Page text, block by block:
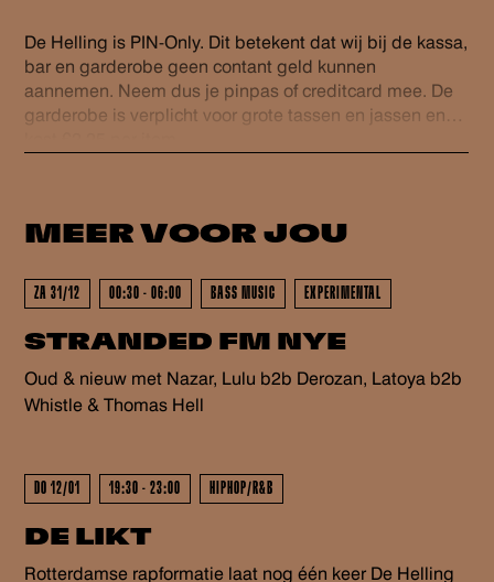
De Helling is PIN-Only. Dit betekent dat wij bij de kassa,
bar en garderobe geen contant geld kunnen
aannemen. Neem dus je pinpas of creditcard mee. De
garderobe is verplicht voor grote tassen en jassen en
MEER VOORJOU
- GEWEEST -
ZA 31/12 00:30 - 06:00 BASS MUSIC EXPERIMENTAL
STRANDED FM NYE
Oud & nieuw met Nazar, Lulu b2b Derozan, Latoya b2b
Whistle & Thomas Hell- GEWEEST -
DO 12/01 19:30 - 23:00 HIPHOP/R&B
DE LIKT
Rotterdamse rapformatie laat nog één keer De Helling